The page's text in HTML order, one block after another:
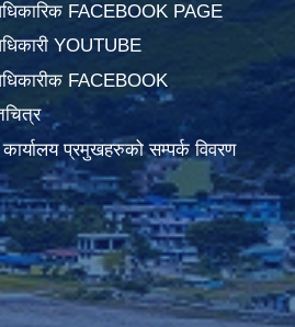
FACEBOOK PAGE
YOUTUBE
FACEBOOK
कार्यालय प्रमुखहरुको सम्पर्क विवरण